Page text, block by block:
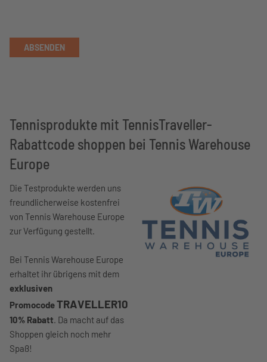
ABSENDEN
Tennisprodukte mit TennisTraveller-
Rabattcode shoppen bei Tennis Warehouse
Europe
Die Testprodukte werden uns
freundlicherweise kostenfrei
von Tennis Warehouse Europe
zur Verfügung gestellt.
Bei Tennis Warehouse Europe
erhaltet ihr übrigens mit dem
exklusiven
PromocodeTRAVELLER10
10% Rabatt . Da macht auf das
Shoppen gleich noch mehr
Spaß!